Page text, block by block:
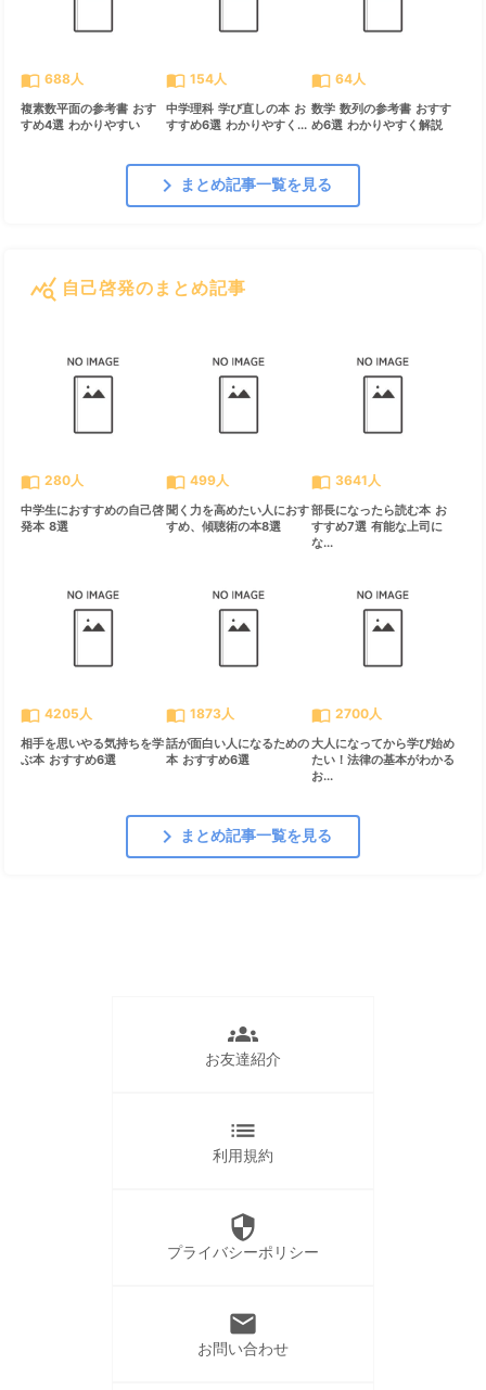
import_contacts 688人
複素数平面の参考書 おす
すめ4選 わかりやすい
import_contacts 154人
中学理科 学び直しの本 お
すすめ6選 わかりやすく...
import_contacts 64人
数学 数列の参考書 おすす
め6選 わかりやすく解説
chevron_right まとめ記事一覧を見る
query_stats 自己啓発のまとめ記事
import_contacts 280人
中学生におすすめの自己啓
発本 8選
import_contacts 499人
聞く力を高めたい人におす
すめ、傾聴術の本8選
import_contacts 3641人
部長になったら読む本 お
すすめ7選 有能な上司に
な...
import_contacts 4205人
相手を思いやる気持ちを学
ぶ本 おすすめ6選
import_contacts 1873人
話が面白い人になるための
本 おすすめ6選
import_contacts 2700人
大人になってから学び始め
たい！法律の基本がわかる
お...
chevron_right まとめ記事一覧を見る
groups
お友達紹介
list
利用規約
security
プライバシーポリシー
mail
お問い合わせ